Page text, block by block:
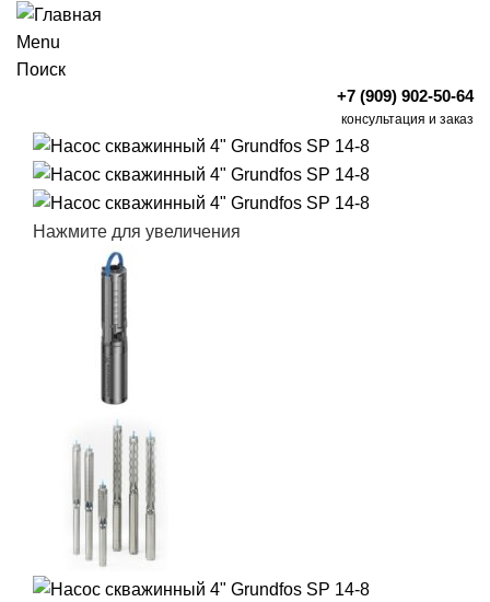
Menu
Поиск
+7 (909) 902-50-64
консультация и заказ
Нажмите для увеличения